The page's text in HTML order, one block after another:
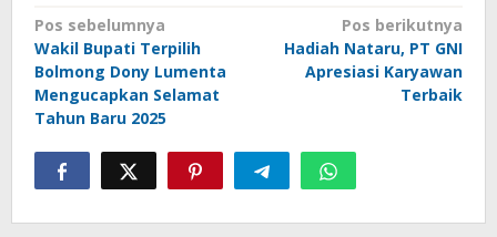
Navigasi
pos
Pos sebelumnya
Wakil Bupati Terpilih
Bolmong Dony Lumenta
Mengucapkan Selamat
Tahun Baru 2025
Pos berikutnya
Hadiah Nataru, PT GNI
Apresiasi Karyawan
Terbaik